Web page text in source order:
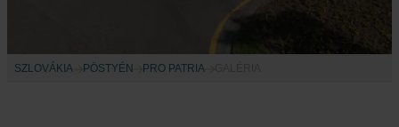
SZLOVÁKIA PÖSTYÉN PRO PATRIA